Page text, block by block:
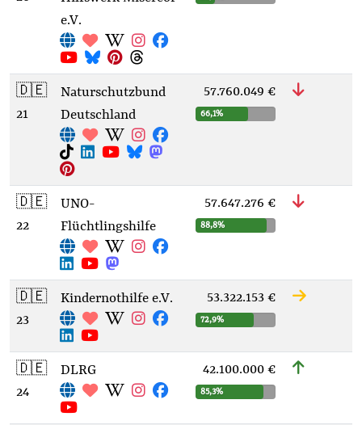
e.V.
🇩🇪
21
Naturschutzbund
Deutschland
57.760.049 €
66,1%
🇩🇪
22
UNO-
Flüchtlingshilfe
57.647.276 €
88,8%
🇩🇪
23
Kindernothilfe e.V. 53.322.153 €
72,9%
🇩🇪
24
DLRG 42.100.000 €
85,3%